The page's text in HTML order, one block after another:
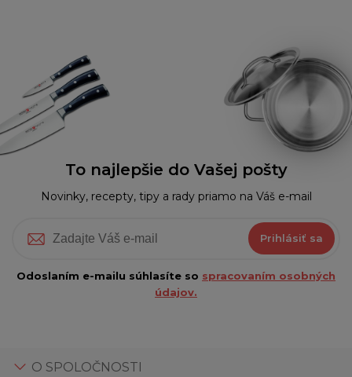
To najlepšie do Vašej pošty
Novinky, recepty, tipy a rady priamo na Váš e-mail
Prihlásiť sa
Odoslaním e-mailu súhlasíte so spracovaním osobných
údajov.
O SPOLOČNOSTI